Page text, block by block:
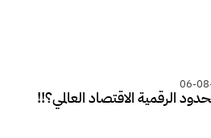
06-
الرقمية الاقتصاد العالمي؟!!